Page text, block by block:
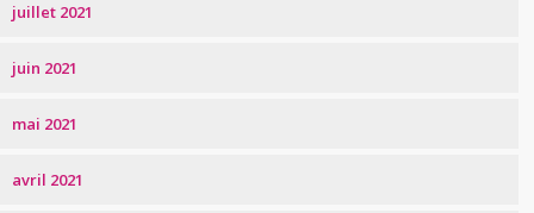
juillet 2021
juin 2021
mai 2021
avril 2021